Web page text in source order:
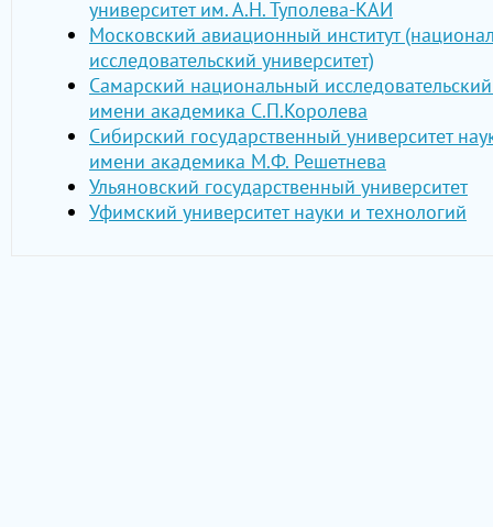
университет им. А.Н. Туполева-КАИ
Московский авиационный институт
исследовательский университет)
Самарский национальный
имени академика С.П.Королева
Сибирский государственный университет
имени академика М.Ф. Решетнева
Ульяновский государственный университет
Уфимский университет науки и технологий